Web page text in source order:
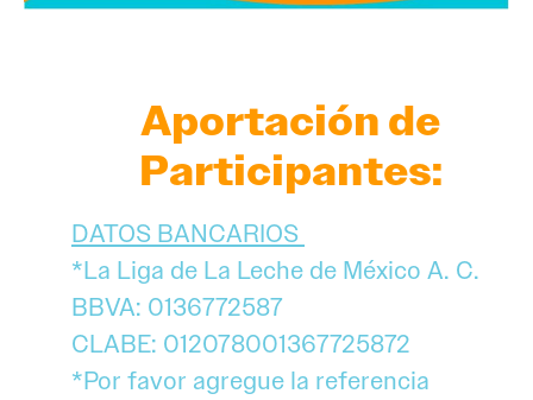
Aportación de
Participantes:
DATOS BANCARIOS
*La Liga de La Leche de México A. C.
BBVA: 0136772587
CLABE: 012078001367725872
*Por favor agregue la referencia